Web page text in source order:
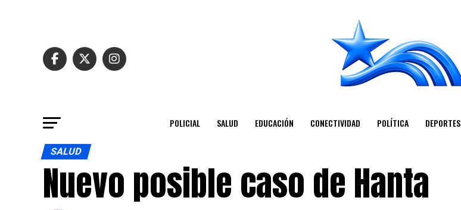
POLICIAL SALUD EDUCACIÓN CONECTIVIDAD POLÍTICA DEPORTES
SALUD
Nuevo posible caso de Hanta